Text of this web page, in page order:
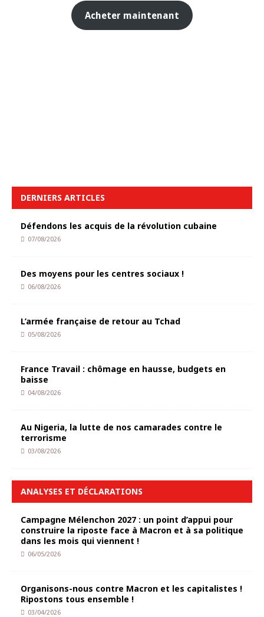
Acheter maintenant
DERNIERS ARTICLES
Défendons les acquis de la révolution cubaine
07/08/2026
Des moyens pour les centres sociaux !
06/08/2026
L’armée française de retour au Tchad
05/08/2026
France Travail : chômage en hausse, budgets en
baisse
04/08/2026
Au Nigeria, la lutte de nos camarades contre le
terrorisme
03/08/2026
ANALYSES ET DÉCLARATIONS
Campagne Mélenchon 2027 : un point d’appui pour
construire la riposte face à Macron et à sa politique
dans les mois qui viennent !
06/05/2026
Organisons-nous contre Macron et les capitalistes !
Ripostons tous ensemble !
03/04/2026